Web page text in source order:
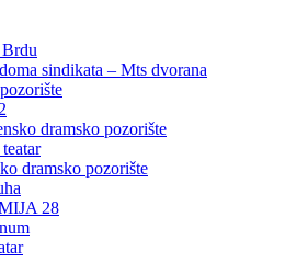
Brdu
sindikata – Mts dvorana
dramsko pozorište
dramsko pozorište
28